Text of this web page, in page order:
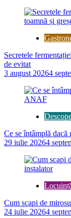
Secretele
de evitat
3 august 20264
Ce se întâmplă
29 iulie 20264
Cum scapi de
24 iulie 20264